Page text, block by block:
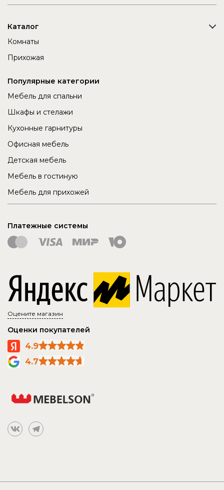
Каталог
Комнаты
Прихожая
Популярные категории
Мебель для спальни
Шкафы и стелажи
Кухонные гарнитуры
Офисная мебель
Детская мебель
Мебель в гостиную
Мебель для прихожей
Платежные системы
Оцените магазин
Оценки покупателей
4.9
4.7